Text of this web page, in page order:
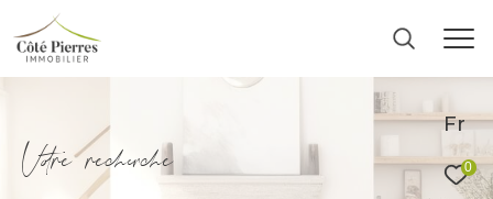
Fr
0
Vore recece